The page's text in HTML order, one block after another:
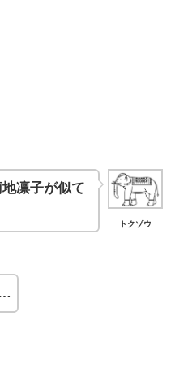
トクゾウ
凛子が似て